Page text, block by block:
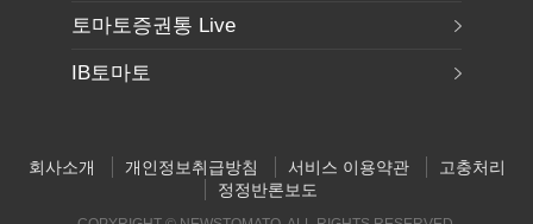
토마토증권통 Live
IB토마토
회사소개 개인정보취급방침 서비스 이용약관
고충처리
정정반론보도